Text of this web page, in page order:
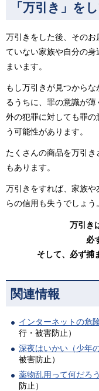
「万引き」を
万引きをした後、その
ていない家族や自分の
まいます。
もし万引きが見つから
るうちに、罪の意識が
外の犯罪に対しても罪の
う可能性があります。
たくさんの商品を万引
もあります。
万引きをすれば、家族
らの信用も失うでしょう。
万引き
必
そして、必ず捕
関連情報
インターネットの危
行・被害防止）
深夜はいかい（少年
被害防止）
薬物乱用って何だろ
防止）